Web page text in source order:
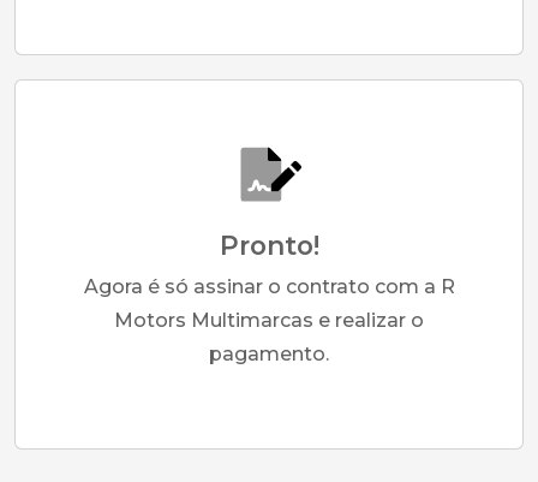
Pronto!
Agora é só assinar o contrato com a R
Motors Multimarcas e realizar o
pagamento.